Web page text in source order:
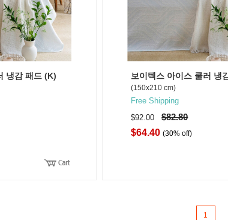
냉감 패드 (K) 보이텍스 아이스 쿨러 냉
(150x210 cm)
Free Shipping
$92.00$82.80
$64.40(30% off)
1